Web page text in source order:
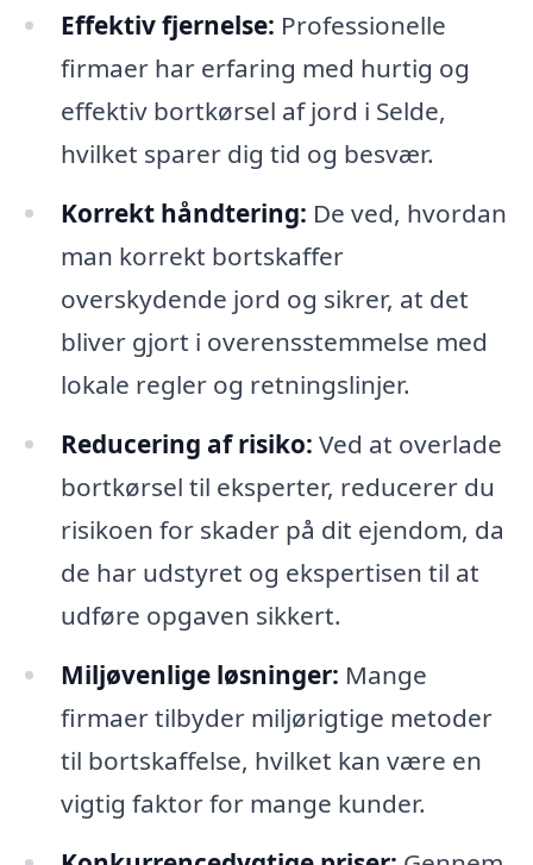
Effektiv fjernelse: Professionelle
firmaer har erfaring med hurtig og
effektiv bortkørsel af jord i Selde,
hvilket sparer dig tid og besvær.
Korrekt håndtering: De ved, hvordan
man korrekt bortskaffer
overskydende jord og sikrer, at det
bliver gjort i overensstemmelse med
lokale regler og retningslinjer.
Reducering af risiko: Ved at overlade
bortkørsel til eksperter, reducerer du
risikoen for skader på dit ejendom, da
de har udstyret og ekspertisen til at
udføre opgaven sikkert.
Miljøvenlige løsninger: Mange
firmaer tilbyder miljørigtige metoder
til bortskaffelse, hvilket kan være en
vigtig faktor for mange kunder.